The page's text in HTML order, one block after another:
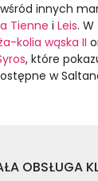
innych
Tienne i Leis.
kolia wąska II
, które
w
OBSŁUGA